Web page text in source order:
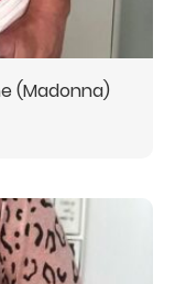
(Madonna)